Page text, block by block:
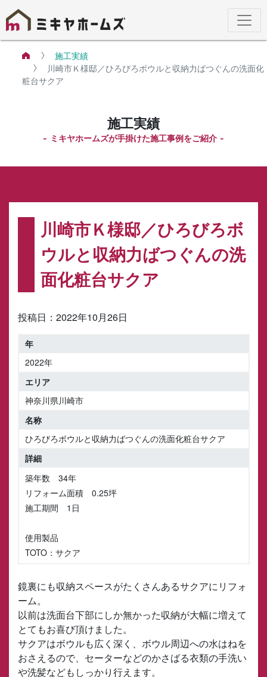
施工実績
川崎市Ｋ様邸／ひろびろボウルと収納力ばつぐんの洗面化
粧台サクア
施工実績
ミキヤホームズが手掛けた施工事例をご紹介
川崎市Ｋ様邸／ひろびろボ
ウルと収納力ばつぐんの洗
面化粧台サクア
投稿日： 2022年10月26日
2022年
神奈川県川崎市
ひろびろボウルと収納力ばつぐんの洗面化粧台サクア
築年数 34年
リフォーム面積 0.25坪
施工期間 1日
使用製品
TOTO：サクア
鏡裏にも収納スペースがたくさんあるサクアにリフォ
ーム。
以前は洗面台下部にしか無かった収納が大幅に増えて
とてもお喜び頂けました。
サクアはボウルも広く深く、ボウル周辺への水はねを
おさえるので、セーターなどのかさばる衣類の手洗い
や洗髪などもしっかり行えます。